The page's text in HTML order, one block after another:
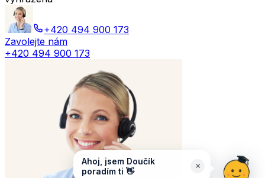
+420 494 900 173
Zavolejte nám
+420 494 900 173
Ahoj, jsem Doučík
poradím ti 👋
×